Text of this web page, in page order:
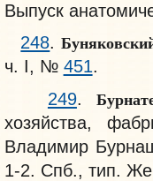
Выпуск
248.
ч. I, № 451.
249.
хозяйства,
Владимир
1-2. Спб., тип.